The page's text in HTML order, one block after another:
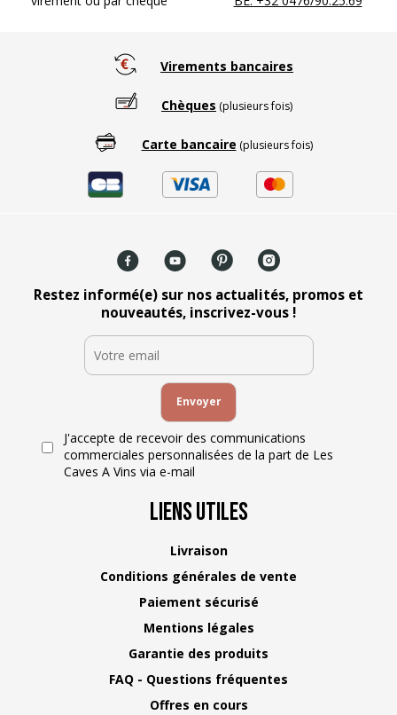
Virements bancaires
Chèques (plusieurs fois)
Carte bancaire (plusieurs fois)
Restez informé(e) sur nos actualités, promos et
nouveautés, inscrivez-vous !
J'accepte de recevoir des communications
commerciales personnalisées de la part de Les
Caves A Vins via e-mail
Liens Utiles
Livraison
Conditions générales de vente
Paiement sécurisé
Mentions légales
Garantie des produits
FAQ - Questions fréquentes
Offres en cours